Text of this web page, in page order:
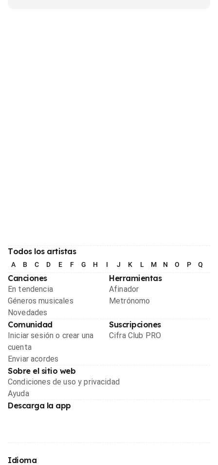
Todos los artistas
A B C D E F G H I J K L M N O P Q
Canciones
En tendencia
Géneros musicales
Novedades
Herramientas
Afinador
Metrónomo
Comunidad
Iniciar sesión o crear una
cuenta
Enviar acordes
Suscripciones
Cifra Club PRO
Sobre el sitio web
Condiciones de uso y privacidad
Ayuda
Descarga la app
Idioma